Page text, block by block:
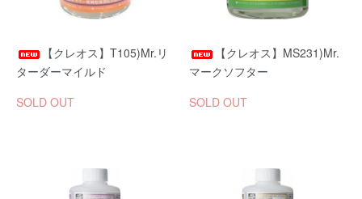
【クレオス】T105)Mr.リ
ターダーマイルド
SOLD OUT
【クレオス】MS231)Mr.
マークソフター
SOLD OUT